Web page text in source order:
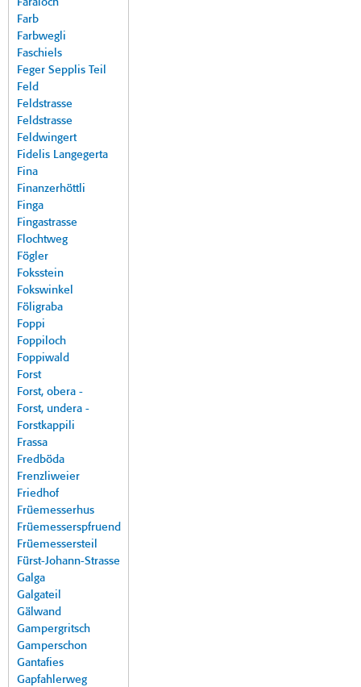
Faraloch
Farb
Farbwegli
Faschiels
Feger Sepplis Teil
Feld
Feldstrasse
Feldstrasse
Feldwingert
Fidelis Langegerta
Fina
Finanzerhöttli
Finga
Fingastrasse
Flochtweg
Fögler
Foksstein
Fokswinkel
Föligraba
Foppi
Foppiloch
Foppiwald
Forst
Forst, obera -
Forst, undera -
Forstkappili
Frassa
Fredböda
Frenzliweier
Friedhof
Früemesserhus
Früemesserspfruend
Früemessersteil
Fürst-Johann-Strasse
Galga
Galgateil
Gälwand
Gampergritsch
Gamperschon
Gantafies
Gapfahlerweg